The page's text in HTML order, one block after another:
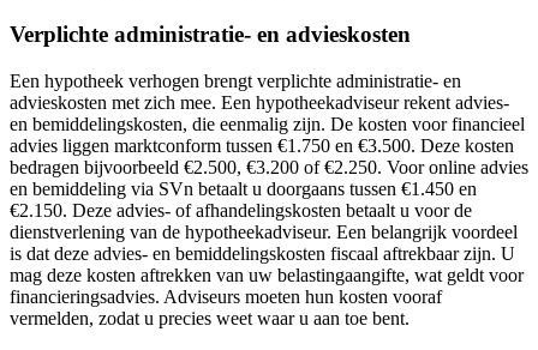
Verplichte administratie- en advieskosten
Een hypotheek verhogen brengt verplichte administratie- en
advieskosten met zich mee. Een hypotheekadviseur rekent advies-
en bemiddelingskosten, die eenmalig zijn. De kosten voor financieel
advies liggen marktconform tussen €1.750 en €3.500. Deze kosten
bedragen bijvoorbeeld €2.500, €3.200 of €2.250. Voor online advies
en bemiddeling via SVn betaalt u doorgaans tussen €1.450 en
€2.150. Deze advies- of afhandelingskosten betaalt u voor de
dienstverlening van de hypotheekadviseur. Een belangrijk voordeel
is dat deze advies- en bemiddelingskosten fiscaal aftrekbaar zijn. U
mag deze kosten aftrekken van uw belastingaangifte, wat geldt voor
financieringsadvies. Adviseurs moeten hun kosten vooraf
vermelden, zodat u precies weet waar u aan toe bent.